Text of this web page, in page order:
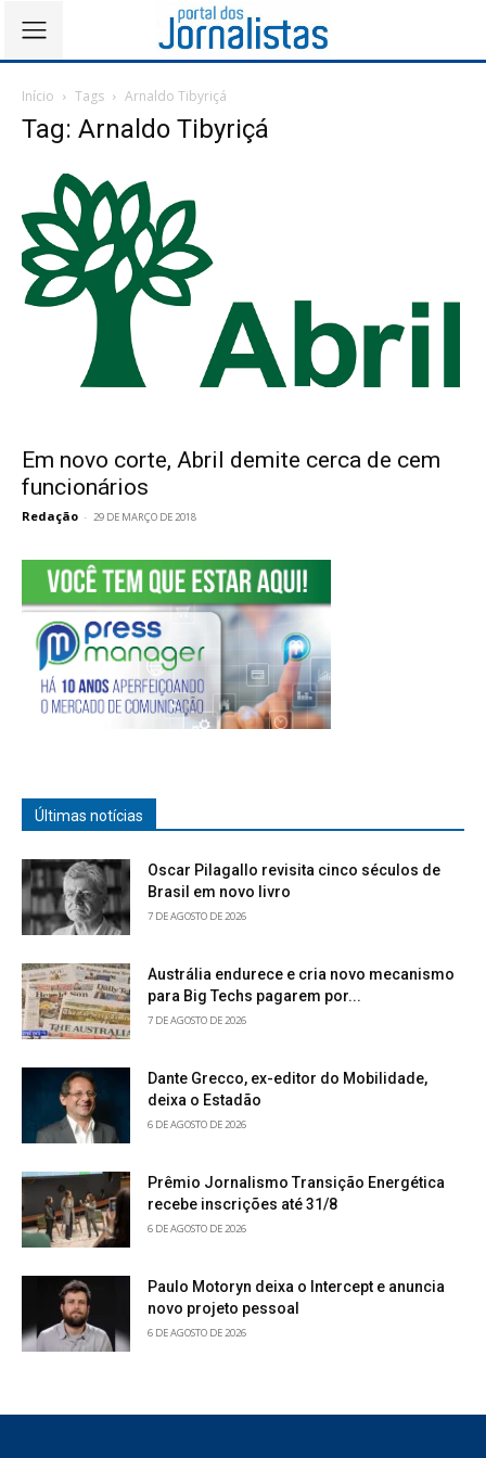
Início Tags Arnaldo Tibyriçá
Tag: Arnaldo Tibyriçá
Em novo corte, Abril demite cerca de cem
funcionários
Redação - 29 DE MARÇO DE 2018
Últimas notícias
Oscar Pilagallo revisita cinco séculos de
Brasil em novo livro
7 DE AGOSTO DE 2026
Austrália endurece e cria novo mecanismo
para Big Techs pagarem por...
7 DE AGOSTO DE 2026
Dante Grecco, ex-editor do Mobilidade,
deixa o Estadão
6 DE AGOSTO DE 2026
Prêmio Jornalismo Transição Energética
recebe inscrições até 31/8
6 DE AGOSTO DE 2026
Paulo Motoryn deixa o Intercept e anuncia
novo projeto pessoal
6 DE AGOSTO DE 2026